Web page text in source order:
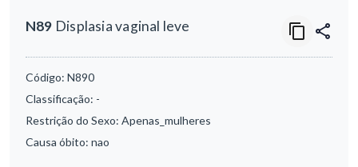
N89 Displasia vaginal leve
Código: N890
Classificação: -
Restrição do Sexo: Apenas_mulheres
Causa óbito: nao